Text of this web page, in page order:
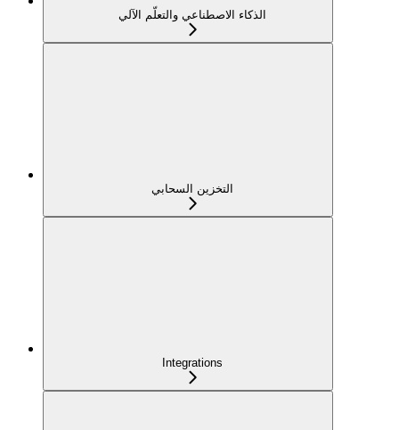
الذكاء الاصطناعي والتعلّم الآلي
التخزين السحابي
Integrations